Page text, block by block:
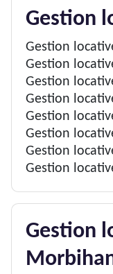
Gestion
Gestion
Gestion
Gestion
Gestion
Gestion
Gestion
Gestion
Gestion
Gestion